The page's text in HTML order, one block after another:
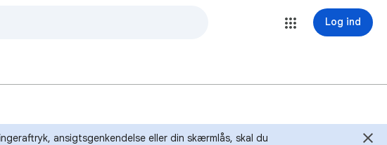
Log ind
ansigtsgenkendelse eller din skærmlås, skal du